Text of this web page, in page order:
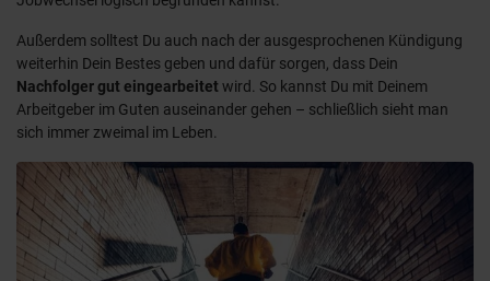
Außerdem solltest Du auch nach der ausgesprochenen Kündigung
weiterhin Dein Bestes geben und dafür sorgen, dass Dein
Nachfolger gut eingearbeitet wird. So kannst Du mit Deinem
Arbeitgeber im Guten auseinander gehen – schließlich sieht man
sich immer zweimal im Leben.